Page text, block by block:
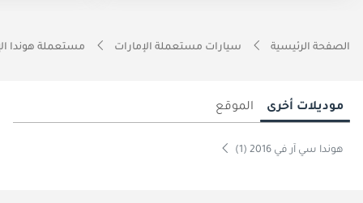
الصفحة الرئيسية سيارات مستعملة الإمارات مستعملة هوندا
موديلات أخرى الموقع
هوندا سي آر في 2016 (1)